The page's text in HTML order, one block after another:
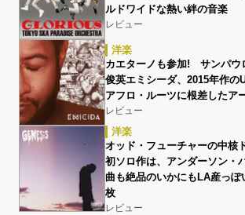
ルドワイドな熱い絆の音楽
レビュー
洋楽
カエターノも参加! サンパウ
俊英エミシーダ、2015年作の
アフロ・ルーツに根差したア
レビュー
洋楽
オッド・フューチャーの中核
初ソロ作は、アンダーソン・
曲も絶品のいかにもLA産っぽ
枚
レビュー